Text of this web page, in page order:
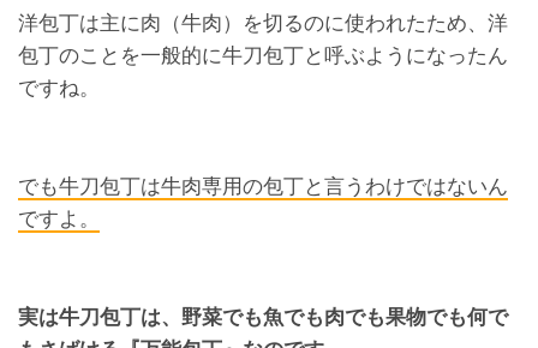
洋包丁は主に肉（牛肉）を切るのに使われたため、洋
包丁のことを一般的に牛刀包丁と呼ぶようになったん
ですね。
でも牛刀包丁は牛肉専用の包丁と言うわけではないん
ですよ。
実は牛刀包丁は、野菜でも魚でも肉でも果物でも何で